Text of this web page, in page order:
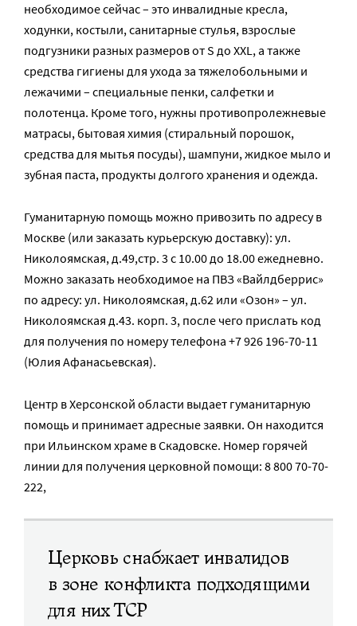
необходимое сейчас – это инвалидные кресла,
ходунки, костыли, санитарные стулья, взрослые
подгузники разных размеров от S до XXL, а также
средства гигиены для ухода за тяжелобольными и
лежачими – специальные пенки, салфетки и
полотенца. Кроме того, нужны противопролежневые
матрасы, бытовая химия (стиральный порошок,
средства для мытья посуды), шампуни, жидкое мыло и
зубная паста, продукты долгого хранения и одежда.
Гуманитарную помощь можно привозить по адресу в
Москве (или заказать курьерскую доставку): ул.
Николоямская, д.49,стр. 3 с 10.00 до 18.00 ежедневно.
Можно заказать необходимое на ПВЗ «Вайлдберрис»
по адресу: ул. Николоямская, д.62 или «Озон» – ул.
Николоямская д.43. корп. 3, после чего прислать код
для получения по номеру телефона +7 926 196-70-11
(Юлия Афанасьевская).
Центр в Херсонской области выдает гуманитарную
помощь и принимает адресные заявки. Он находится
при Ильинском храме в Скадовске. Номер горячей
линии для получения церковной помощи: 8 800 70-70-
222,
Церковь снабжает инвалидов
в зоне конфликта подходящими
для них ТСР